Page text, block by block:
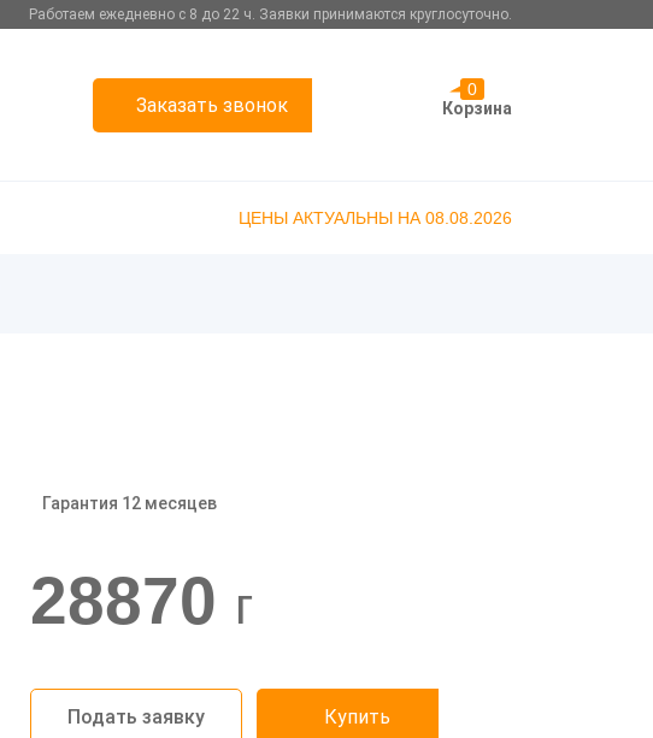
Работаем ежедневно с 8 до 22 ч. Заявки принимаются круглосуточно.
Заказать звонок
0
Корзина
ЦЕНЫ АКТУАЛЬНЫ НА 08.08.2026
Гарантия 12 месяцев
28870 г
Подать заявку Купить